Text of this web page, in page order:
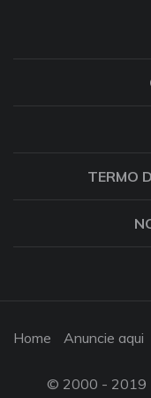
TERMO
Home Anuncie aqui
© 2000 - 2019